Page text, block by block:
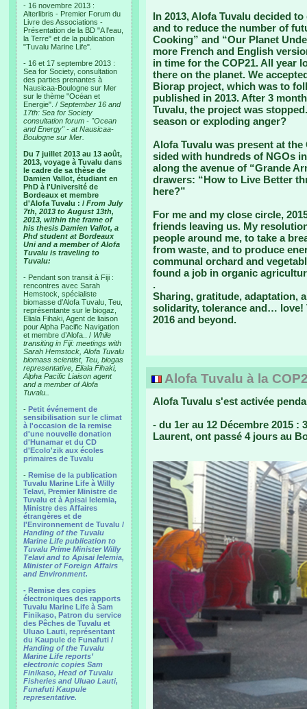
- 16 novembre 2013 :
Alterlibris - Premier Forum du
Livre des Associations -
Présentation de la BD "A l'eau,
la Terre" et de la publication
"Tuvalu Marine Life".
- 16 et 17 septembre 2013 :
Sea for Society, consultation
des parties prenantes à
Nausicaa-Boulogne sur Mer
sur le thème "Océan et
Energie". / September 16 and
17th: Sea for Society
consultation forum - "Ocean
and Energy" - at Nausicaa-
Boulogne sur Mer.
Du 7 juillet 2013 au 13 août,
2013, voyage à Tuvalu dans
le cadre de sa thèse de
Damien Vallot, étudiant en
PhD à l'Université de
Bordeaux et membre
d'Alofa Tuvalu : / From July
7th, 2013 to August 13th,
2013, within the frame of
his thesis Damien Vallot, a
Phd student at Bordeaux
Uni and a member of Alofa
Tuvalu is traveling to
Tuvalu:
- Pendant son transit à Fiji :
rencontres avec Sarah
Hemstock, spécialiste
biomasse d’Alofa Tuvalu, Teu,
représentante sur le biogaz,
Eliala Fihaki, Agent de liaison
pour Alpha Pacific Navigation
et membre d’Alofa.. / While
transiting in Fiji: meetings with
Sarah Hemstock, Alofa Tuvalu
biomass scientist, Teu, biogas
representative, Eliala Fihaki,
Alpha Pacific Liaison agent
and a member of Alofa
Tuvalu..
- Petit événement de
sensibilisation sur le climat
à l'occasion de la remise
d'une nouvelle donation
d'Hunamar et du CD
d'Ecolo'zik aux écoles
primaires de Tuvalu
- Remise de la publication
Tuvalu Marine Life à Willy
Telavi, Premier Ministre de
Tuvalu et à Apisai Ielemia,
Ministre des Affaires
étrangères et de
l'Environnement de Tuvalu /
Handing of the Tuvalu
Marine Life publication to
Tuvalu Prime Minister Willy
Telavi and to Apisai Ielemia,
Minister of Foreign Affairs
and Environment.
- Remise des copies
électroniques des rapports
Tuvalu Marine Life à Sam
Finikaso, Patron du service
des Pêches de Tuvalu et
Uluao Lauti, représentant
du Kaupule de Funafuti /
Handing of the Tuvalu
Marine Life reports’
electronic copies Sam
Finikaso, Head of Tuvalu
Fisheries and Uluao Lauti,
Funafuti Kaupule
representative.
In 2013, Alofa Tuvalu decided
and to reduce the number of
Cooking” and “Our Planet
more French and English
in time for the COP21. All year
there on the planet. We
Biorap project, which was to
published in 2013. After 3
Tuvalu, the project was
season or exploding anger?
Alofa Tuvalu was present at
sided with hundreds of NGOs
along the avenue of “Grande
drawers: “How to Live Better
here?”
For me and my close circle,
friends leaving us. My
people around me, to take a
from waste, and to produce
communal orchard and
found a job in organic
.
Sharing, gratitude, adaptation,
solidarity, tolerance and… love!
2016 and beyond.
Alofa Tuvalu à la
Alofa Tuvalu s'est activée
- du 1er au 12 Décembre 2015
Laurent, ont passé 4 jours au